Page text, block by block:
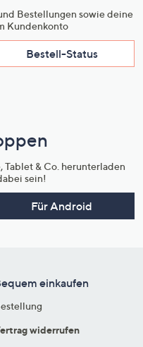
Bestellungen sowie deine
Kundenkonto
Bestell-Status
Tablet & Co. herunterladen
sein!
Für Android
einkaufen
widerrufen